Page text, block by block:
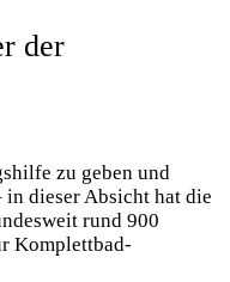
der
zu geben und
in dieser Absicht hat die
rund 900
Komplettbad-